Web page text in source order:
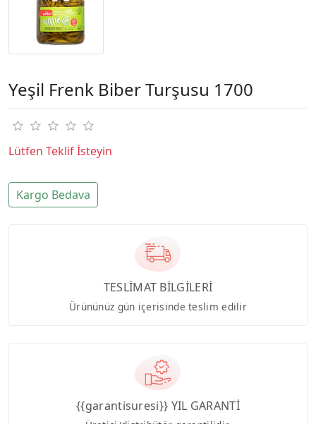
Yeşil Frenk Biber Turşusu 1700
Lütfen Teklif İsteyin
Kargo Bedava
TESLİMAT BİLGİLERİ
Ürününüz gün içerisinde teslim edilir
{{garantisuresi}} YIL GARANTİ